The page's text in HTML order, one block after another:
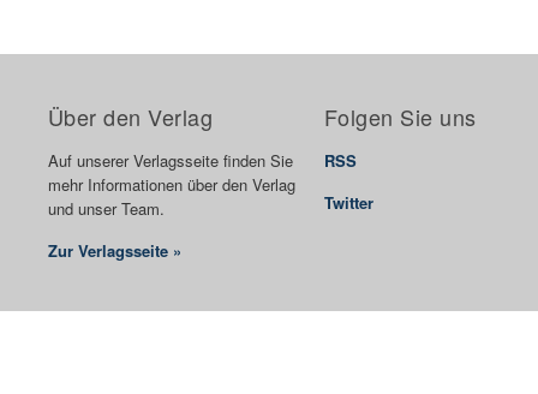
Über den Verlag
Auf unserer Verlagsseite finden Sie
mehr Informationen über den Verlag
und unser Team.
Zur Verlagsseite »
Folgen Sie uns
RSS
Twitter